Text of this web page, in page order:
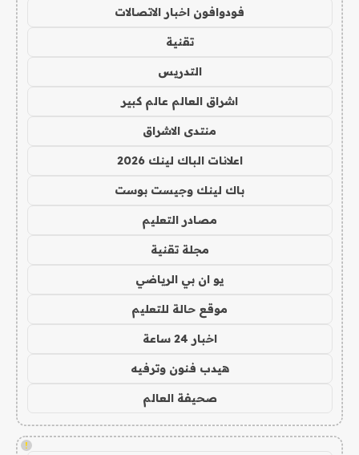
فودوافون اخبار الاتصالات
تقنية
التدريس
اشراق العالم عالم كبير
منتدى الاشراق
اعلانات الباك لينك 2026
باك لينك وجيست بوست
مصادر التعليم
مجلة تقنية
يو ان بي الرياضي
موقع حالة للتعليم
اخبار 24 ساعة
هيدب فنون وترفيه
صحيفة العالم
!